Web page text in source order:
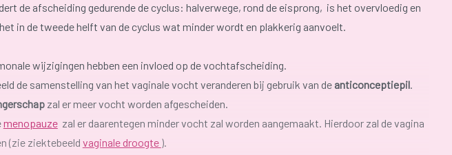
de afscheiding gedurende de cyclus: halverwege, rond de eisprong, is het overvloedig en
in de tweede helft van de cyclus wat minder wordt en plakkerig aanvoelt.
wijzigingen hebben een invloed op de vochtafscheiding.
de samenstelling van het vaginale vocht veranderen bij gebruik van de anticonceptiepil.
zal er meer vocht worden afgescheiden.
menopauzezal er daarentegen minder vocht zal worden aangemaakt. Hierdoor zal de vagina
(zie ziektebeeld vaginale droogte ).